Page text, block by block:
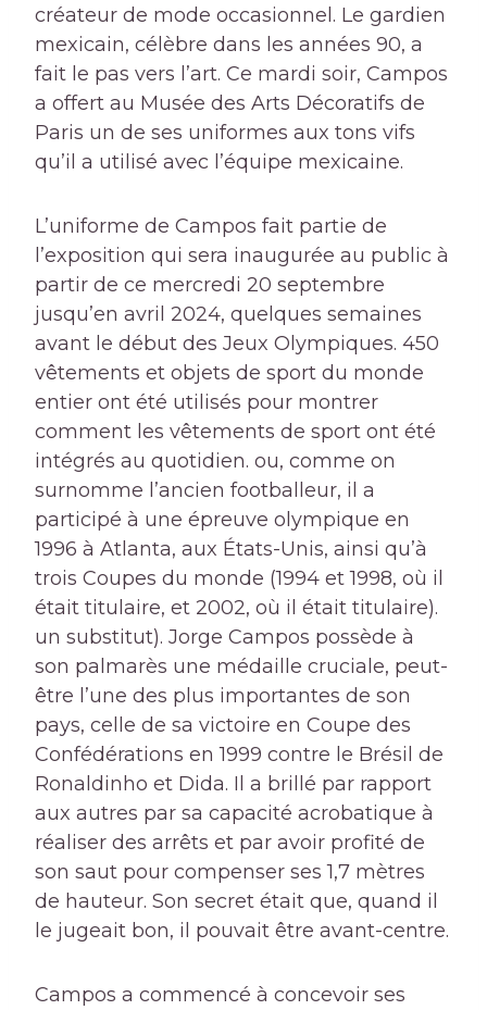
créateur de mode occasionnel. Le gardien
mexicain, célèbre dans les années 90, a
fait le pas vers l’art. Ce mardi soir, Campos
a offert au Musée des Arts Décoratifs de
Paris un de ses uniformes aux tons vifs
qu’il a utilisé avec l’équipe mexicaine.
L’uniforme de Campos fait partie de
l’exposition qui sera inaugurée au public à
partir de ce mercredi 20 septembre
jusqu’en avril 2024, quelques semaines
avant le début des Jeux Olympiques. 450
vêtements et objets de sport du monde
entier ont été utilisés pour montrer
comment les vêtements de sport ont été
intégrés au quotidien. ou, comme on
surnomme l’ancien footballeur, il a
participé à une épreuve olympique en
1996 à Atlanta, aux États-Unis, ainsi qu’à
trois Coupes du monde (1994 et 1998, où il
était titulaire, et 2002, où il était titulaire).
un substitut). Jorge Campos possède à
son palmarès une médaille cruciale, peut-
être l’une des plus importantes de son
pays, celle de sa victoire en Coupe des
Confédérations en 1999 contre le Brésil de
Ronaldinho et Dida. Il a brillé par rapport
aux autres par sa capacité acrobatique à
réaliser des arrêts et par avoir profité de
son saut pour compenser ses 1,7 mètres
de hauteur. Son secret était que, quand il
le jugeait bon, il pouvait être avant-centre.
Campos a commencé à concevoir ses